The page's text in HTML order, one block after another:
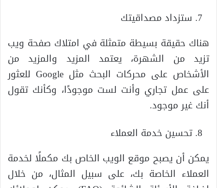
ستزداد مصداقيتك
هناك حقيقة بسيطة متمثلة في امتلاك صفحة ويب
تزيد من الشهرة، يعتمد المزيد والمزيد من
الأشخاص على محركات البحث مثل Google للعثور
على عمل تجاري وأنت لست موجودًا، وكأنك تقول
أنك غير موجود.
تحسين خدمة العملاء
يمكن أن يصبح موقع الويب الخاص بك مكملًا لخدمة
العملاء الخاصة بك، على سبيل المثال، من خلال